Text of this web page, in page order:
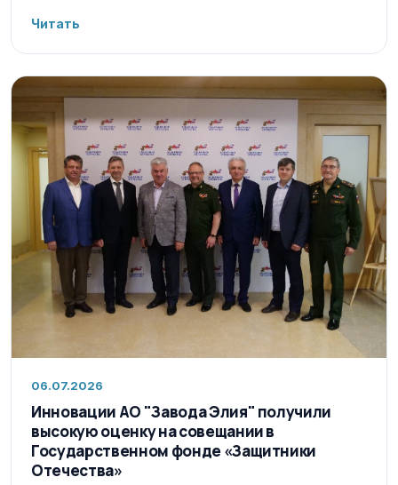
Читать
06.07.2026
Инновации АО "Завода Элия" получили
высокую оценку на совещании в
Государственном фонде «Защитники
Отечества»